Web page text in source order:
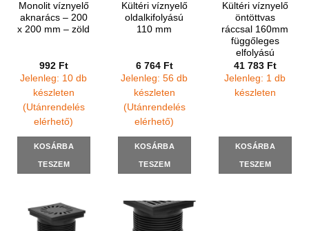
Monolit víznyelő
aknarács – 200
x 200 mm – zöld
992 Ft
Jelenleg: 10 db
készleten
(Utánrendelés
elérhető)
KOSÁRBA
TESZEM
Kültéri víznyelő
oldalkifolyású
110 mm
6 764 Ft
Jelenleg: 56 db
készleten
(Utánrendelés
elérhető)
KOSÁRBA
TESZEM
Kültéri víznyelő
öntöttvas
ráccsal 160mm
függőleges
elfolyású
41 783 Ft
Jelenleg: 1 db
készleten
KOSÁRBA
TESZEM